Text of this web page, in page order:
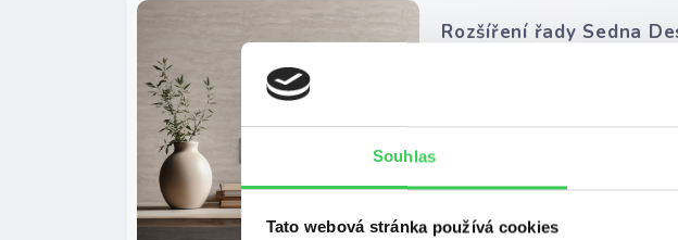
Souhlas
Tato webová stránka používá cookies
Rozšíření řady Sedna
Sedna Design & Elements:
kamene.